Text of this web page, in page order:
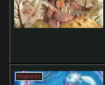
mtgrocks